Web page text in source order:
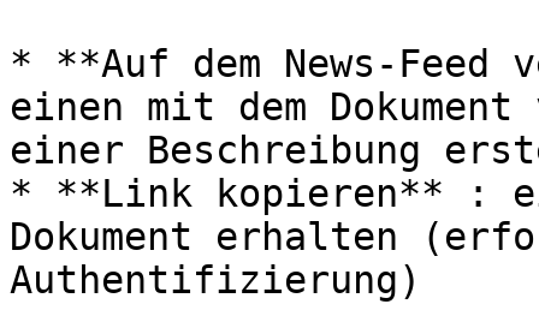
* **Auf dem News-
einen mit dem
einer Beschreibung
* **Link kopieren** :
Dokument erhalten
Authentifizierung)